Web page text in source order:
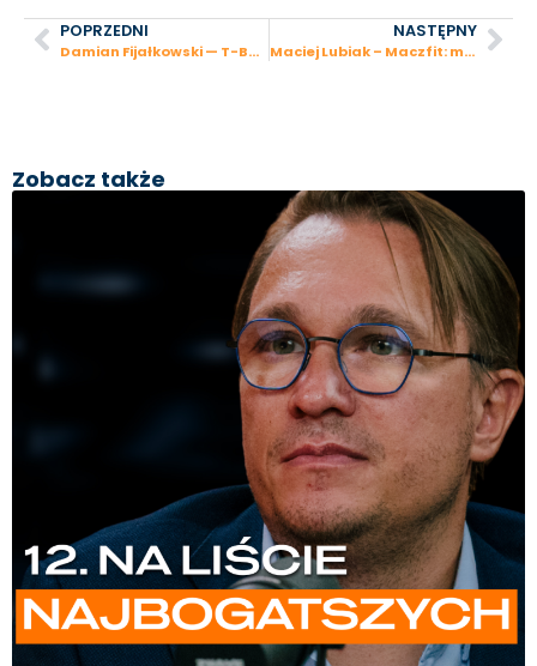
POPRZEDNI
Damian Fijałkowski — T-Bull: 500 milionów pobrań gier i 3 satelity w kosmosie
NASTĘPNY
Maciej Lubiak – Maczfit: mistrz Polski w tenisie liderem cateringu dietetycznego
Zobacz także